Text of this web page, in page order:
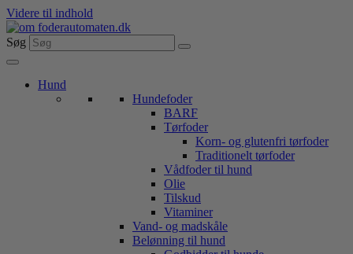
Videre til indhold
Søg
Hund
Hundefoder
BARF
Tørfoder
Korn- og glutenfri tørfoder
Traditionelt tørfoder
Vådfoder til hund
Olie
Tilskud
Vitaminer
Vand- og madskåle
Belønning til hund